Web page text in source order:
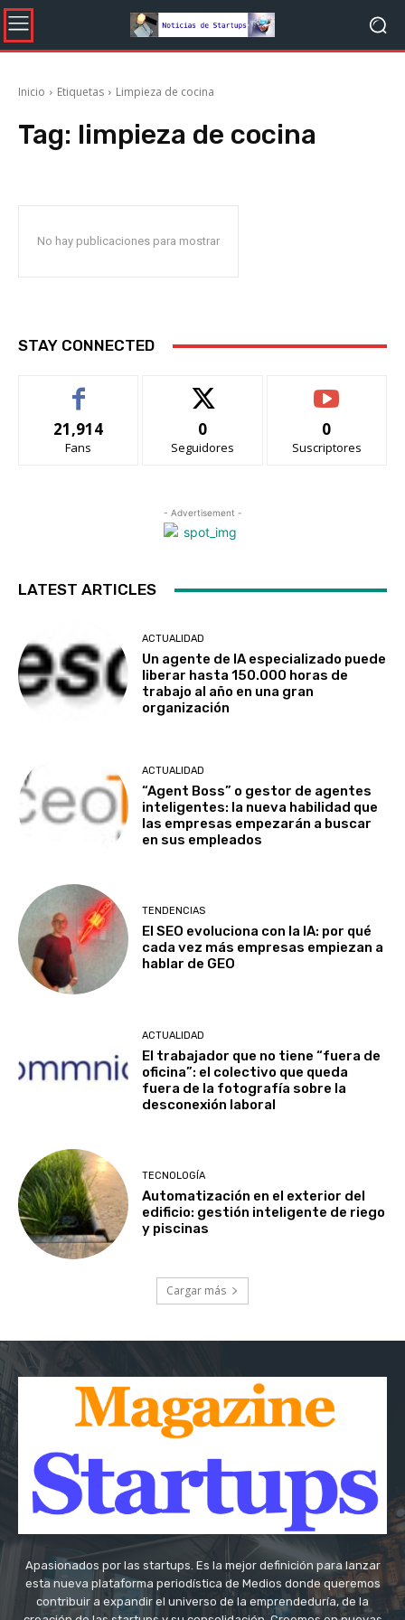
Inicio Etiquetas Limpieza de cocina
Tag: limpieza de cocina
No hay publicaciones para mostrar
STAY CONNECTED
21,914
Fans
0
Seguidores
0
Suscriptores
- Advertisement -
LATEST ARTICLES
ACTUALIDAD
Un agente de IA especializado puede
liberar hasta 150.000 horas de
trabajo al año en una gran
organización
ACTUALIDAD
“Agent Boss” o gestor de agentes
inteligentes: la nueva habilidad que
las empresas empezarán a buscar
en sus empleados
TENDENCIAS
El SEO evoluciona con la IA: por qué
cada vez más empresas empiezan a
hablar de GEO
ACTUALIDAD
El trabajador que no tiene “fuera de
oficina”: el colectivo que queda
fuera de la fotografía sobre la
desconexión laboral
TECNOLOGÍA
Automatización en el exterior del
edificio: gestión inteligente de riego
y piscinas
Cargar más
Apasionados por las startups. Es la mejor definición para lanzar
esta nueva plataforma periodística de Medios donde queremos
contribuir a expandir el universo de la emprendeduría, de la